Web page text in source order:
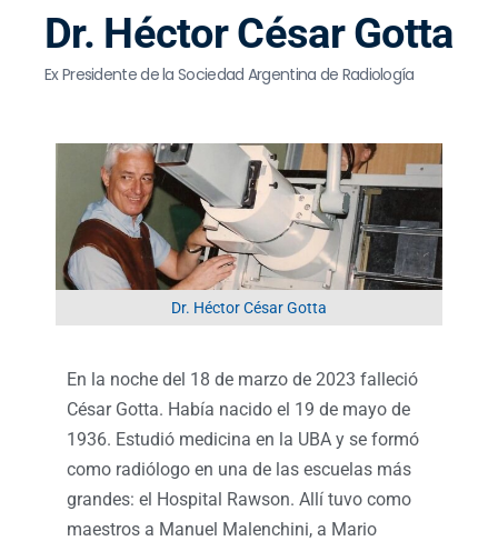
Dr. Héctor César Gotta
Ex Presidente de la Sociedad Argentina de Radiología
Dr. Héctor César Gotta
En la noche del 18 de marzo de 2023 falleció
César Gotta. Había nacido el 19 de mayo de
1936. Estudió medicina en la UBA y se formó
como radiólogo en una de las escuelas más
grandes: el Hospital Rawson. Allí tuvo como
maestros a Manuel Malenchini, a Mario